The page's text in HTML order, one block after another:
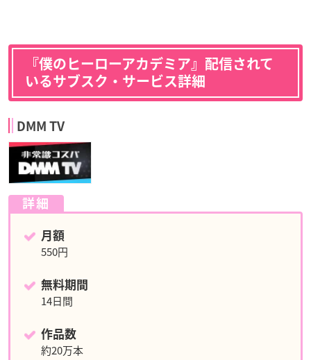
『僕のヒーローアカデミア』配信されて
いるサブスク・サービス詳細
DMM TV
詳細
月額
550円
無料期間
14日間
作品数
約20万本